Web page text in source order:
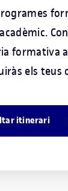
formativa
els teus
itinerari